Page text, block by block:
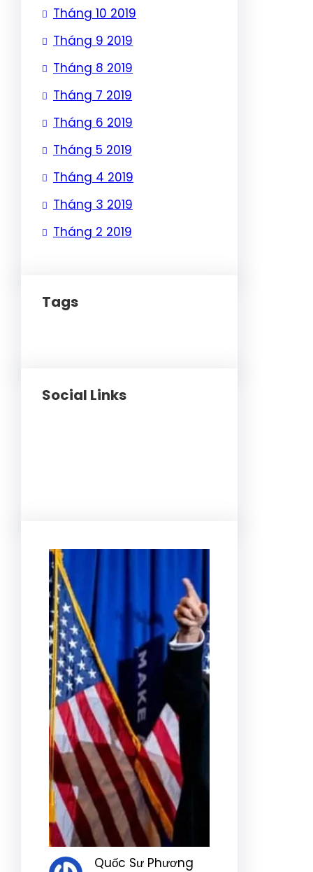
Tháng 10 2019
Tháng 9 2019
Tháng 8 2019
Tháng 7 2019
Tháng 6 2019
Tháng 5 2019
Tháng 4 2019
Tháng 3 2019
Tháng 2 2019
Tags
Social Links
Quốc Sư Phương